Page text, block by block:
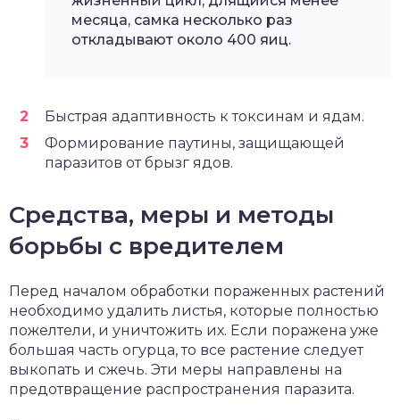
месяца, самка несколько раз
откладывают около 400 яиц.
Быстрая адаптивность к токсинам и ядам.
Формирование паутины, защищающей
паразитов от брызг ядов.
Средства, меры и методы
борьбы с вредителем
Перед началом обработки пораженных растений
необходимо удалить листья, которые полностью
пожелтели, и уничтожить их. Если поражена уже
большая часть огурца, то все растение следует
выкопать и сжечь. Эти меры направлены на
предотвращение распространения паразита.